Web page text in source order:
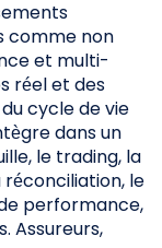
comme non
et multi-
réel et des
cycle de vie
dans un
le trading, la
le
performance,
Assureurs,